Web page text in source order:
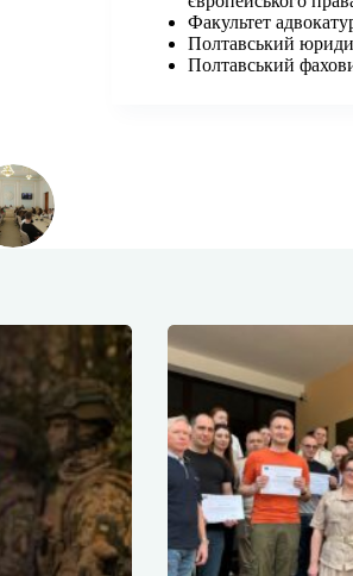
Факультет
Полтавський
Полтавський